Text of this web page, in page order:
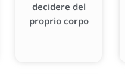
decidere del
proprio corpo